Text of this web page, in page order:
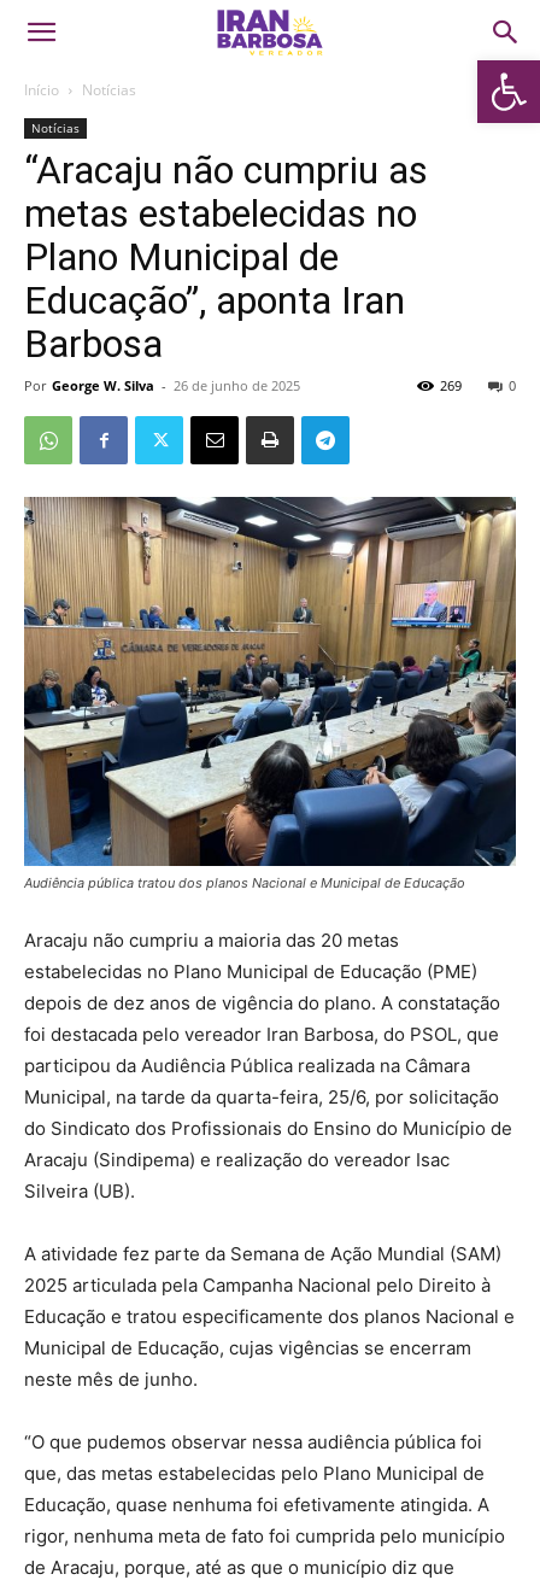
Abrir
Início Notícias
Notícias
“Aracaju não cumpriu as
metas estabelecidas no
Plano Municipal de
Educação”, aponta Iran
Barbosa
Por George W. Silva - 26 de junho de 2025 0
269
Audiência pública tratou dos planos Nacional e Municipal de Educação
Aracaju não cumpriu a maioria das 20 metas
estabelecidas no Plano Municipal de Educação (PME)
depois de dez anos de vigência do plano. A constatação
foi destacada pelo vereador Iran Barbosa, do PSOL, que
participou da Audiência Pública realizada na Câmara
Municipal, na tarde da quarta-feira, 25/6, por solicitação
do Sindicato dos Profissionais do Ensino do Município de
Aracaju (Sindipema) e realização do vereador Isac
Silveira (UB).
A atividade fez parte da Semana de Ação Mundial (SAM)
2025 articulada pela Campanha Nacional pelo Direito à
Educação e tratou especificamente dos planos Nacional e
Municipal de Educação, cujas vigências se encerram
neste mês de junho.
“O que pudemos observar nessa audiência pública foi
que, das metas estabelecidas pelo Plano Municipal de
Educação, quase nenhuma foi efetivamente atingida. A
rigor, nenhuma meta de fato foi cumprida pelo município
de Aracaju, porque, até as que o município diz que